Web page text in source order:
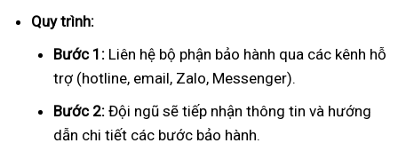
Quy trình:
Bước 1: Liên hệ bộ phận bảo hành qua các kênh hỗ
trợ (hotline, email, Zalo, Messenger).
Bước 2: Đội ngũ sẽ tiếp nhận thông tin và hướng
dẫn chi tiết các bước bảo hành.